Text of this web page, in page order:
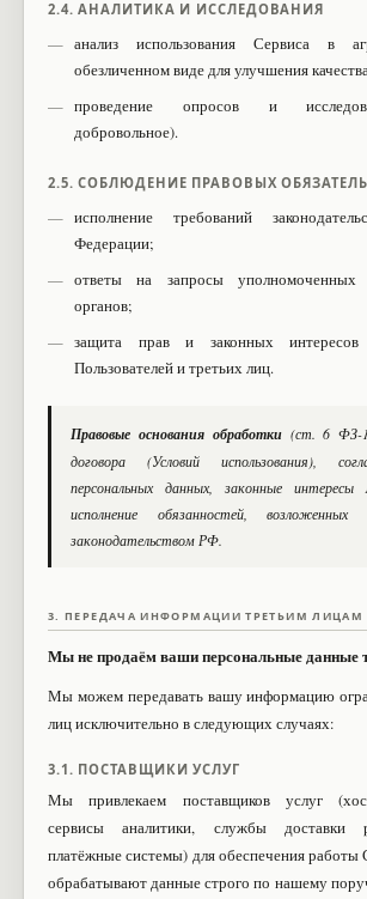
2.4. АНАЛИТИКА И ИССЛЕДОВАНИЯ
анализ использования Сервиса в
обезличенном виде для улучшения
проведение опросов и
добровольное).
2.5. СОБЛЮДЕНИЕ ПРАВОВЫХ
исполнение требований
Федерации;
ответы на запросы уполномоченных
органов;
защита прав и законных интересов
Пользователей и третьих лиц.
Правовые основания обработки(ст. 6 ФЗ-
договора (Условий использования),
персональных данных, законные интересы
исполнение обязанностей,
законодательством РФ.
3. ПЕРЕДАЧА ИНФОРМАЦИИ ТРЕТЬИМ ЛИЦАМ
Мы не продаём ваши персональные данные
Мы можем передавать вашу информацию
лиц исключительно в следующих случаях:
3.1. ПОСТАВЩИКИ УСЛУГ
Мы привлекаем поставщиков услуг
сервисы аналитики, службы доставки
платёжные системы) для обеспечения работы
обрабатывают данные строго по нашему